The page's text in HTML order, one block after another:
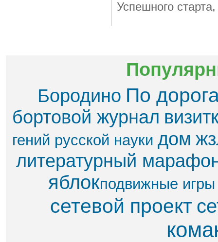
Успешного
Бородино По
бортовой журнал
гений русской науки дом
литературный
яблок​подвижные игры
сетевой проект